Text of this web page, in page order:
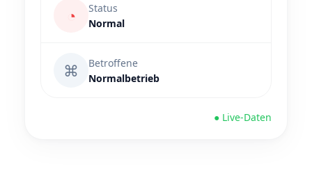
◔
Status
Normal
⌘
Betroffene
Normalbetrieb
● Live-Daten